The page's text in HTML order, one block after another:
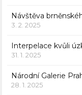
Návštěva
3. 2. 2025
Interpelace kvůli
31. 1. 2025
Národní Galerie
28. 1. 2025